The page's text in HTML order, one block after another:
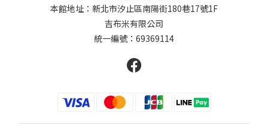
本館地址：新北市汐止區南陽街180巷17號1F
吉布米有限公司
統一編號：69369114